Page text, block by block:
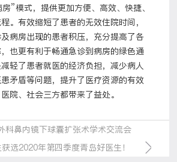
”模式，提供更加方便、高效、快捷、
。有效缩短了患者的无效住院时间，
病房出现的患者积压，充分提高了各
也更有利于畅通急诊到病房的绿色通
轻了患者就医的经济负担，减少病人
矛盾等问题，提升了医疗资源的有效
院、社会三方都带来了益处。
科鼻内镜下球囊扩张术学术交流会
选2020年第四季度青岛好医生！